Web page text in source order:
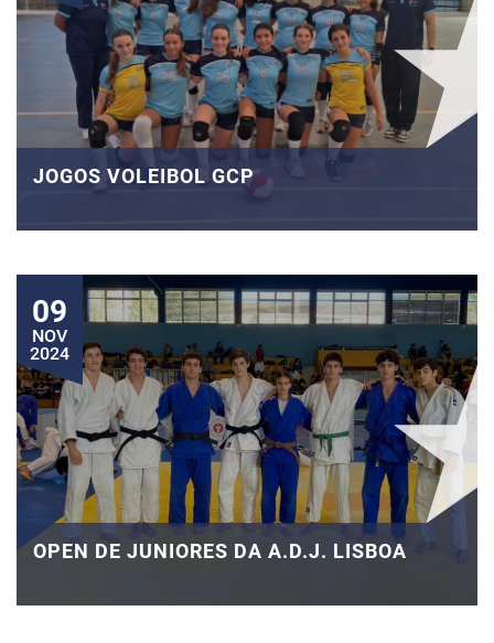
JOGOS VOLEIBOL GCP
09
NOV
2024
OPEN DE JUNIORES DA A.D.J. LISBOA